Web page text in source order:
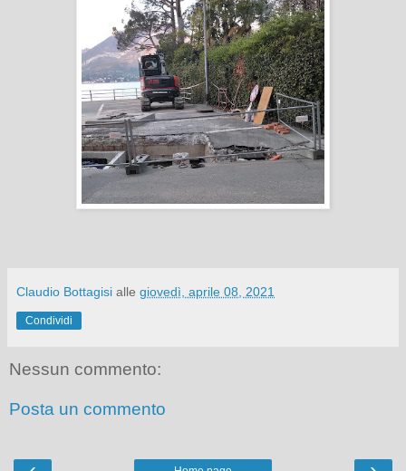
Claudio Bottagisi alle giovedì, aprile 08, 2021
Condividi
Nessun commento:
Posta un commento